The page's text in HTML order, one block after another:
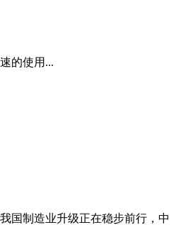
的使用...
国制造业升级正在稳步前行，中